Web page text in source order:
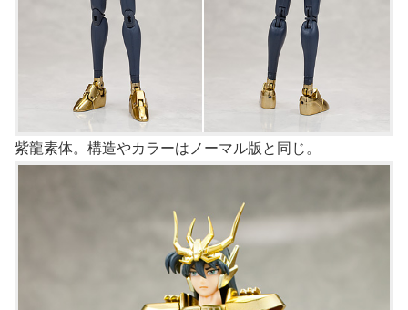
紫龍素体。構造やカラーはノーマル版と同じ。